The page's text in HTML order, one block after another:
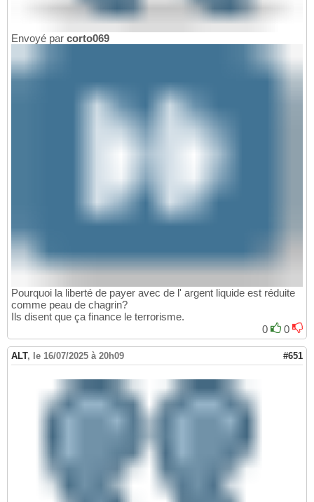
Envoyé par corto069
Pourquoi la liberté de payer avec de l' argent liquide est réduite
comme peau de chagrin?
Ils disent que ça finance le terrorisme.
0
0
ALT, le 16/07/2025 à 20h09 #651